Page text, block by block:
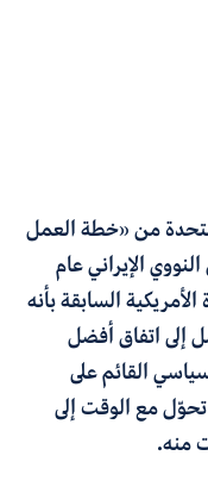
من «خطة العمل
الإيراني عام
الأمريكية السابقة بأنه
إلى اتفاق أفضل
القائم على
تحوّل مع الوقت إلى
منه.